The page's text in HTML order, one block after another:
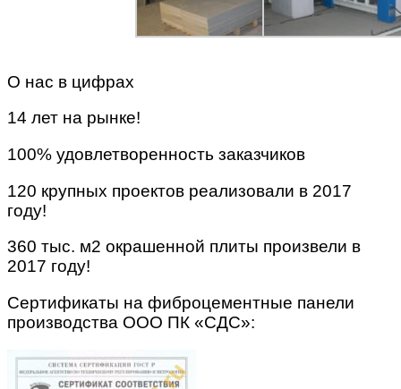
О нас в цифрах
14 лет на рынке!
100% удовлетворенность заказчиков
120 крупных проектов реализовали в 2017
году!
360 тыс. м2 окрашенной плиты произвели в
2017 году!
Сертификаты на фиброцементные панели
производства ООО ПК «СДС»: